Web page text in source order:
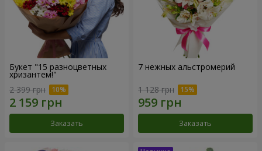
Букет "15 разноцветных
хризантем!"
2 399 грн
Заказать
7 нежных альстромерий
1 128 грн
Заказать